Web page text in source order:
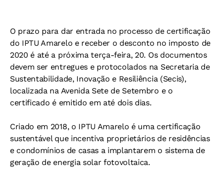
O prazo para dar entrada no processo de certificação
do IPTU Amarelo e receber o desconto no imposto de
2020 é até a próxima terça-feira, 20. Os documentos
devem ser entregues e protocolados na Secretaria de
Sustentabilidade, Inovação e Resiliência (Secis),
localizada na Avenida Sete de Setembro e o
certificado é emitido em até dois dias.
Criado em 2018, o IPTU Amarelo é uma certificação
sustentável que incentiva proprietários de residências
e condomínios de casas a implantarem o sistema de
geração de energia solar fotovoltaica.